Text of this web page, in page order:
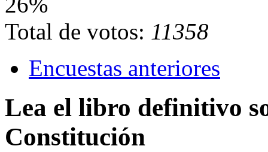
Total de votos: 11358
Encuestas anteriores
Lea el libro definitivo
Constitución